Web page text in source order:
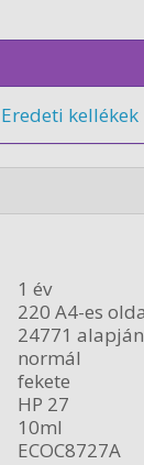
Eredeti kellékek
1 év
220 A4-es
24771 alapján
normál
fekete
HP 27
10ml
ECOC8727A